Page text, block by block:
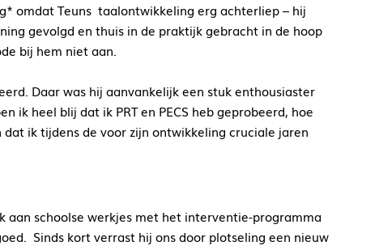
omdat Teuns taalontwikkeling erg achterliep – hij
gevolgd en thuis in de praktijk gebracht in de hoop
bij hem niet aan.
Daar was hij aanvankelijk een stuk enthousiaster
ik heel blij dat ik PRT en PECS heb geprobeerd, hoe
ik tijdens de voor zijn ontwikkeling cruciale jaren
aan schoolse werkjes met het interventie-programma
Sinds kort verrast hij ons door plotseling een nieuw